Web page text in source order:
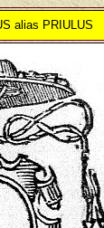
alias PRIULUS